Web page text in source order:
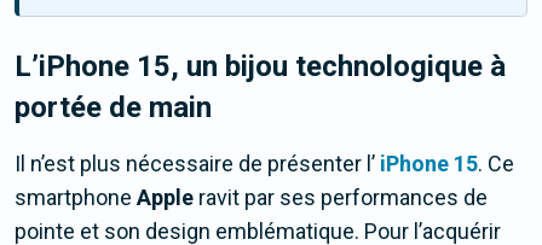
L’iPhone 15, un bijou technologique à
portée de main
Il n’est plus nécessaire de présenter l’ iPhone 15. Ce
smartphone Apple ravit par ses performances de
pointe et son design emblématique. Pour l’acquérir